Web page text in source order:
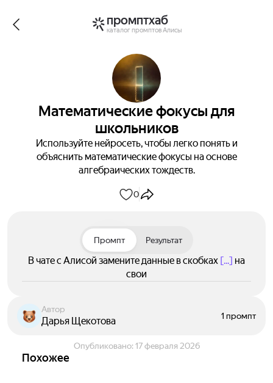
промптхаб
каталог промптов Алисы
Математические фокусы для
школьников
Используйте нейросеть, чтобы легко понять и
объяснить математические фокусы на основе
алгебраических тождеств.
0
Промпт Результат
В чате с Алисой замените данные в скобках [...] на
свои
Автор
Дарья Щекотова 1 промпт
Опубликовано: 17 февраля 2026
Похожее